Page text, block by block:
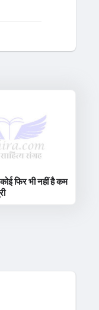
फिर भी नहीं है कम